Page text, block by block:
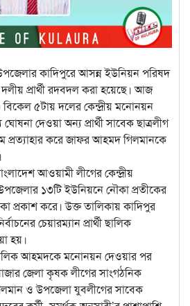
কাদিপুরে আসন্ন ইউনিয়ন পরিষদ
প্রার্থী রদবদল করা হয়েছে। আজ
৫টায় দলের কেন্দ্রীয় মনোনয়ন
দেওয়া অন্য প্রার্থী সাবেক ছাত্রলীগ
প্রত্যাহার করে জাফর আহমদ গিলমানকে
আওয়ামী লীগের কেন্দ্রীয়
১৩টি ইউনিয়নে নৌকা প্রতীকের
প্রকাশ করে। উক্ত তালিকায় কাদিপুর
চেয়ারম্যান প্রার্থী ছালিক
হয়।
আহমদকে মনোনয়ন দেওয়ার পর
জেলা কৃষক লীগের সাংগঠনিক
ও উপজেলা যুবলীগের সাবেক